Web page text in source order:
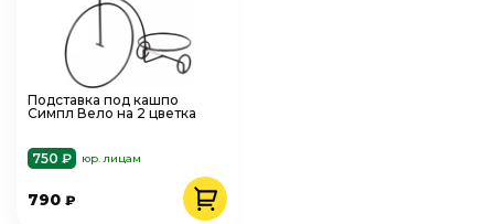
Подставка под кашпо
Симпл Вело на 2 цветка
750 ₽ юр. лицам
790 ₽